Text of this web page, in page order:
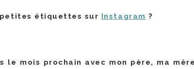
étiquettes sur Instagram ?
le mois prochain avec mon père, ma